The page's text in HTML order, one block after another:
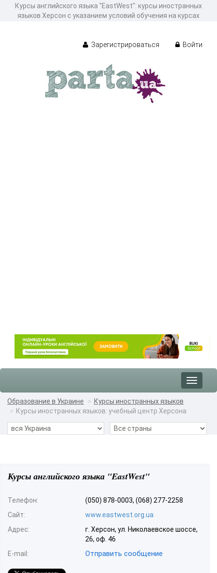
Курсы английского языка "EastWest": курсы иностранных
языков Херсон с указанием условий обучения на курсах
Зарегистрироваться Войти
Toggle
Образование в Украине
Курсы иностранных языков
Курсы иностранных языков: учебный центр Херсона
Курсы английского языка "EastWest"
Телефон:
(050) 878-0003, (068) 277-2258
Сайт:
www.eastwest.org.ua
Адрес:
г. Херсон, ул. Николаевское шоссе,
26, оф. 46
E-mail:
Отправить сообщение